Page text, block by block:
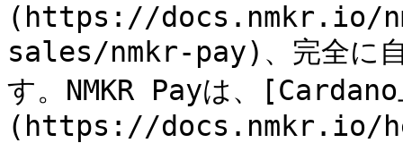
(https://docs.nmkr.io/
sales/nmkr-pay)、完全に自
す。NMKR Payは、
(https://docs.nmkr.io/